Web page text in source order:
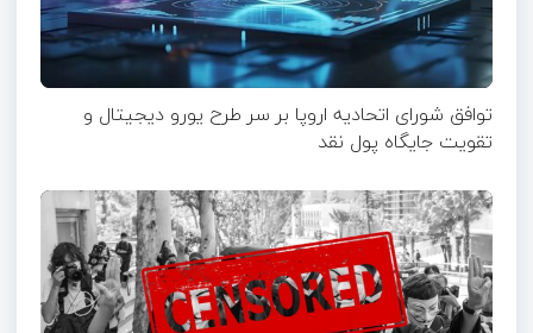
توافق شورای اتحادیه اروپا بر سر طرح یورو دیجیتال و
تقویت جایگاه پول نقد